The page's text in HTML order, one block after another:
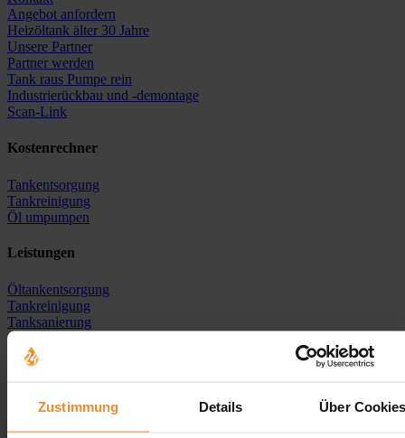
Zustimmung Details Über
Angebot anfordern
Heizöltank älter 30 Jahre
Unsere Partner
Partner werden
Tank raus Pumpe rein
Industrierückbau und -demontage
Scan-Link
Kostenrechner
Tankentsorgung
Tankreinigung
Öl umpumpen
Leistungen
Öltankentsorgung
Tankreinigung
Tanksanierung
Neutankanlage
Heizöl-Ankauf
Erdtank stilllegen
Erdtank stilllegen vor Ort